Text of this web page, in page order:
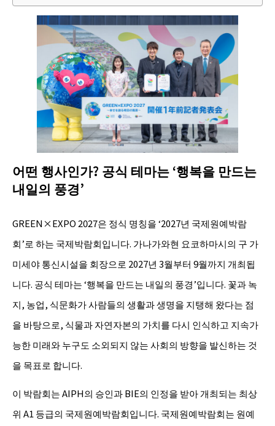
어떤 행사인가? 공식 테마는 ‘행복을 만드는
내일의 풍경’
GREEN×EXPO 2027은 정식 명칭을 ‘2027년 국제원예박람
회’로 하는 국제박람회입니다. 가나가와현 요코하마시의 구 가
미세야 통신시설을 회장으로 2027년 3월부터 9월까지 개최됩
니다. 공식 테마는 ‘행복을 만드는 내일의 풍경’입니다. 꽃과 녹
지, 농업, 식문화가 사람들의 생활과 생명을 지탱해 왔다는 점
을 바탕으로, 식물과 자연자본의 가치를 다시 인식하고 지속가
능한 미래와 누구도 소외되지 않는 사회의 방향을 발신하는 것
을 목표로 합니다.
이 박람회는 AIPH의 승인과 BIE의 인정을 받아 개최되는 최상
위 A1 등급의 국제원예박람회입니다. 국제원예박람회는 원예